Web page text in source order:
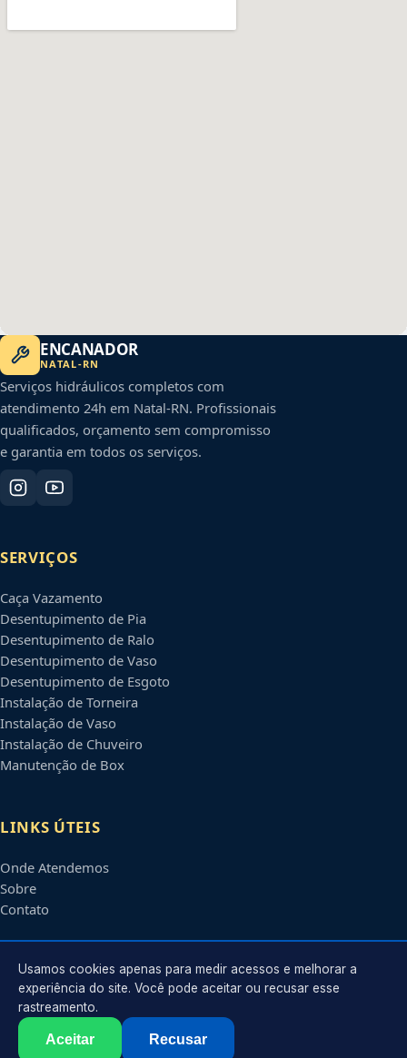
ENCANADOR
NATAL-RN
Serviços hidráulicos completos com
atendimento 24h em Natal-RN. Profissionais
qualificados, orçamento sem compromisso
e garantia em todos os serviços.
SERVIÇOS
Caça Vazamento
Desentupimento de Pia
Desentupimento de Ralo
Desentupimento de Vaso
Desentupimento de Esgoto
Instalação de Torneira
Instalação de Vaso
Instalação de Chuveiro
Manutenção de Box
LINKS ÚTEIS
Onde Atendemos
Sobre
Contato
CONTATO
Atendimento em
contato@encanadoremnatal.com.br
2026 Encanador emNatal . Todos os direitos reservados.
Usamos cookies apenas para medir acessos e melhorar a
experiência do site. Você pode aceitar ou recusar esse
rastreamento.
Aceitar Recusar